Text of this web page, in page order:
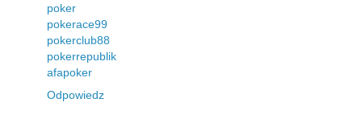
poker
pokerace99
pokerclub88
pokerrepublik
afapoker
Odpowiedz